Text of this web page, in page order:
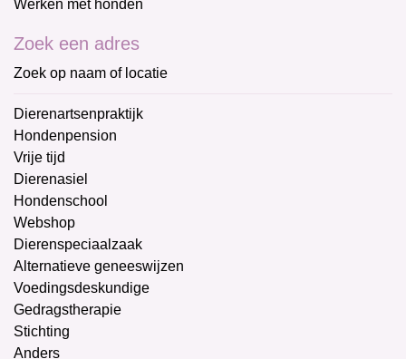
Werken met honden
Zoek een adres
Zoek op naam of locatie
Dierenartsenpraktijk
Hondenpension
Vrije tijd
Dierenasiel
Hondenschool
Webshop
Dierenspeciaalzaak
Alternatieve geneeswijzen
Voedingsdeskundige
Gedragstherapie
Stichting
Anders